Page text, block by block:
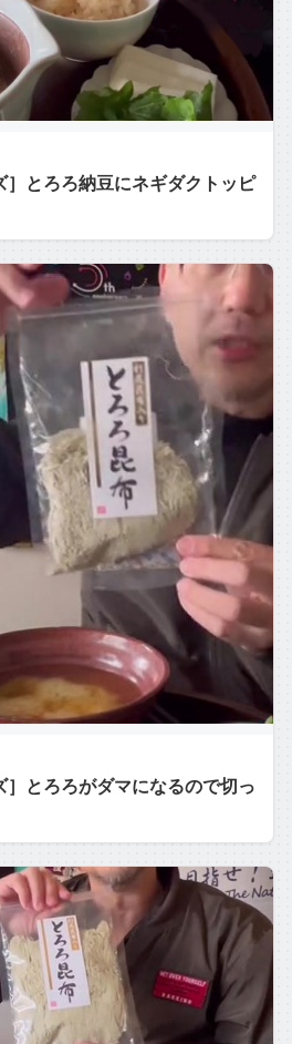
］とろろ納豆にネギダクトッピ
］とろろがダマになるので切っ